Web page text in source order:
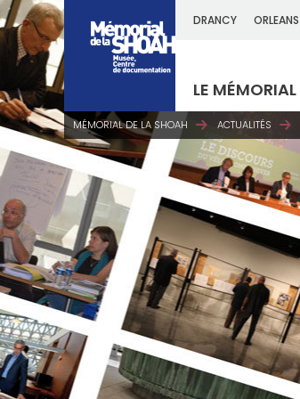
DRANCY ORLEANS
LE MÉMORIAL
MÉMORIAL DE LA SHOAH ACTUALITÉS